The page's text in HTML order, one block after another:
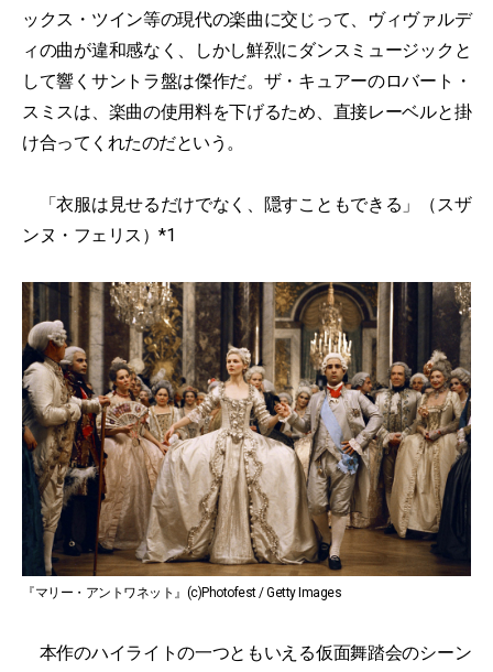
ックス・ツイン等の現代の楽曲に交じって、ヴィヴァルデ
ィの曲が違和感なく、しかし鮮烈にダンスミュージックと
して響くサントラ盤は傑作だ。ザ・キュアーのロバート・
スミスは、楽曲の使用料を下げるため、直接レーベルと掛
け合ってくれたのだという。
「衣服は見せるだけでなく、隠すこともできる」（スザ
ンヌ・フェリス）*1
『マリー・アントワネット』(c)Photofest / Getty Images
本作のハイライトの一つともいえる仮面舞踏会のシーン